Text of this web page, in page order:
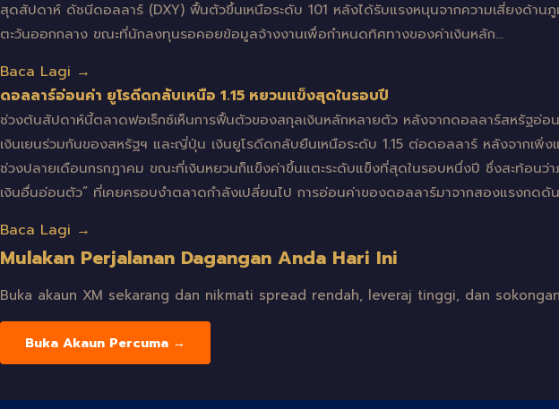
สุดสัปดาห์ ดัชนีดอลลาร์ (DXY) ฟื้นตัวขึ้นเหนือระดับ 101 หลังได้รับแรงหนุนจากความเสี่ยงด้านภู
ตะวันออกกลาง ขณะที่นักลงทุนรอคอยข้อมูลจ้างงานเพื่อกำหนดทิศทางของค่าเงินหลัก…
Baca Lagi →
ดอลลาร์อ่อนค่า ยูโรดีดกลับเหนือ 1.15 หยวนแข็งสุดในรอบปี
ช่วงต้นสัปดาห์นี้ตลาดฟอเร็กซ์เห็นการฟื้นตัวของสกุลเงินหลักหลายตัว หลังจากดอลลาร์สหรัฐอ่อ
เงินเยนร่วมกันของสหรัฐฯ และญี่ปุ่น เงินยูโรดีดกลับยืนเหนือระดับ 1.15 ต่อดอลลาร์ หลังจากเพิ่ง
ช่วงปลายเดือนกรกฎาคม ขณะที่เงินหยวนก็แข็งค่าขึ้นแตะระดับแข็งที่สุดในรอบหนึ่งปี ซึ่งสะท้อนว่
เงินอื่นอ่อนตัว” ที่เคยครอบงำตลาดกำลังเปลี่ยนไป การอ่อนค่าของดอลลาร์มาจากสองแรงกดดั
Baca Lagi →
Mulakan Perjalanan Dagangan Anda Hari Ini
Buka akaun XM sekarang dan nikmati spread rendah, leveraj tinggi, dan
Buka Akaun Percuma →